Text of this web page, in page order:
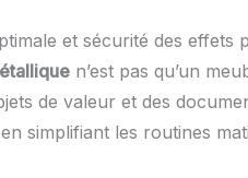
et sécurité des effets
n’est pas qu’un
de valeur et des
simplifiant les routines